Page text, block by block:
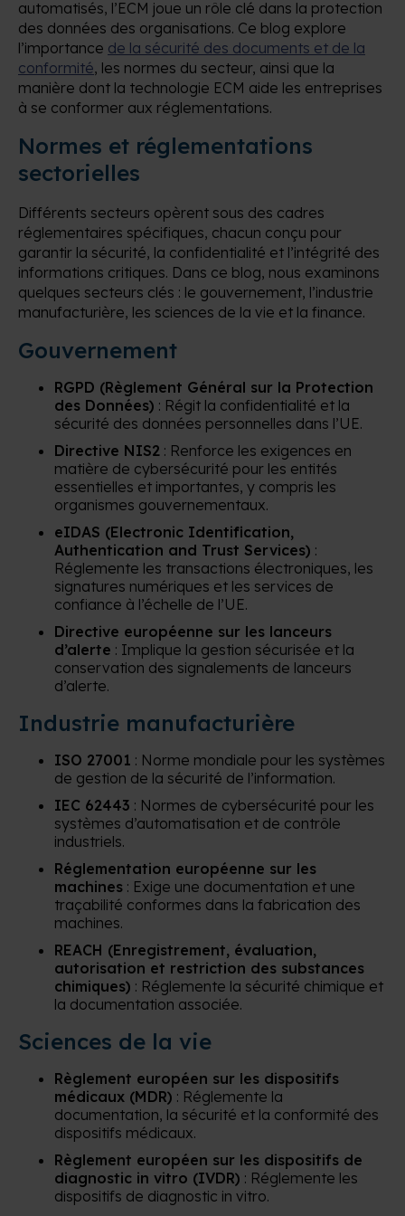
automatisés, l’ECM joue un rôle clé dans la protection
des données des organisations. Ce blog explore
l’importance de la sécurité des documents et de la
conformité, les normes du secteur, ainsi que la
manière dont la technologie ECM aide les entreprises
à se conformer aux réglementations.
Normes et réglementations
sectorielles
Différents secteurs opèrent sous des cadres
réglementaires spécifiques, chacun conçu pour
garantir la sécurité, la confidentialité et l’intégrité des
informations critiques. Dans ce blog, nous examinons
quelques secteurs clés : le gouvernement, l’industrie
manufacturière, les sciences de la vie et la finance.
Gouvernement
RGPD (Règlement Général sur la Protection
des Données) : Régit la confidentialité et la
sécurité des données personnelles dans l’UE.
Directive NIS2 : Renforce les exigences en
matière de cybersécurité pour les entités
essentielles et importantes, y compris les
organismes gouvernementaux.
eIDAS (Electronic Identification,
Authentication and Trust Services) :
Réglemente les transactions électroniques, les
signatures numériques et les services de
confiance à l’échelle de l’UE.
Directive européenne sur les lanceurs
d’alerte : Implique la gestion sécurisée et la
conservation des signalements de lanceurs
d’alerte.
Industrie manufacturière
ISO 27001 : Norme mondiale pour les systèmes
de gestion de la sécurité de l’information.
IEC 62443 : Normes de cybersécurité pour les
systèmes d’automatisation et de contrôle
industriels.
Réglementation européenne sur les
machines : Exige une documentation et une
traçabilité conformes dans la fabrication des
machines.
REACH (Enregistrement, évaluation,
autorisation et restriction des substances
chimiques) : Réglemente la sécurité chimique et
la documentation associée.
Sciences de la vie
Règlement européen sur les dispositifs
médicaux (MDR) : Réglemente la
documentation, la sécurité et la conformité des
dispositifs médicaux.
Règlement européen sur les dispositifs de
diagnostic in vitro (IVDR) : Réglemente les
dispositifs de diagnostic in vitro.